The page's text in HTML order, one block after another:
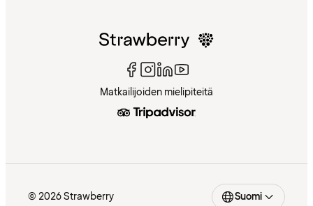
Matkailijoiden mielipiteitä
© 2026 Strawberry Suomi